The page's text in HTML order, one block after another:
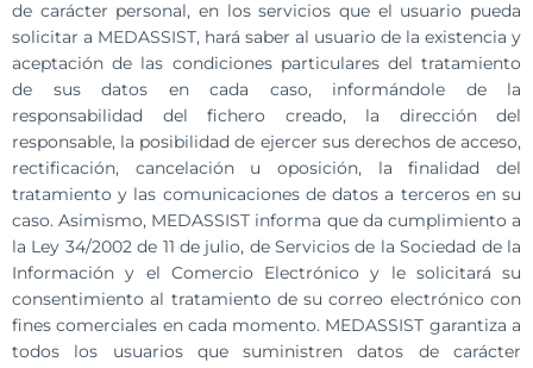
de carácter personal, en los servicios que el usuario pueda
solicitar a MEDASSIST, hará saber al usuario de la existencia y
aceptación de las condiciones particulares del tratamiento
de sus datos en cada caso, informándole de la
responsabilidad del fichero creado, la dirección del
responsable, la posibilidad de ejercer sus derechos de acceso,
rectificación, cancelación u oposición, la finalidad del
tratamiento y las comunicaciones de datos a terceros en su
caso. Asimismo, MEDASSIST informa que da cumplimiento a
la Ley 34/2002 de 11 de julio, de Servicios de la Sociedad de la
Información y el Comercio Electrónico y le solicitará su
consentimiento al tratamiento de su correo electrónico con
fines comerciales en cada momento. MEDASSIST garantiza a
todos los usuarios que suministren datos de carácter